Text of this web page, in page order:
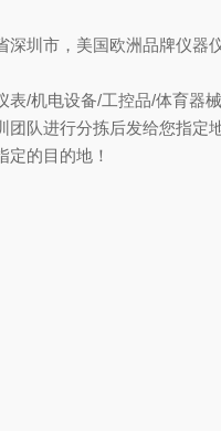
圳市，美国欧洲品牌仪器
/机电设备/工控品/体育器
队进行分拣后发给您指定地
的目的地！